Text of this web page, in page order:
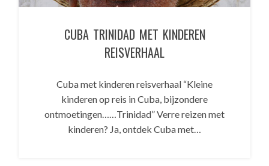
CUBA TRINIDAD MET KINDEREN
REISVERHAAL
Cuba met kinderen reisverhaal “Kleine
kinderen op reis in Cuba, bijzondere
ontmoetingen……Trinidad” Verre reizen met
kinderen? Ja, ontdek Cuba met…